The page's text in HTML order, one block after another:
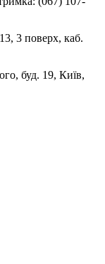
3 поверх, каб.
буд. 19, Київ,